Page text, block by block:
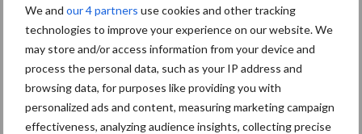
We and our 4 partners use cookies and other tracking
technologies to improve your experience on our website. We
may store and/or access information from your device and
process the personal data, such as your IP address and
browsing data, for purposes like providing you with
personalized ads and content, measuring marketing campaign
effectiveness, analyzing audience insights, collecting precise